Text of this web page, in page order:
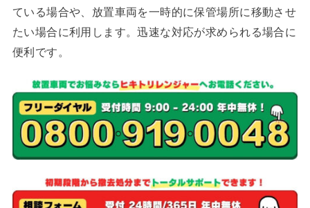
ている場合や、放置車両を一時的に保管場所に移動させ
たい場合に利用します。迅速な対応が求められる場合に
便利です。